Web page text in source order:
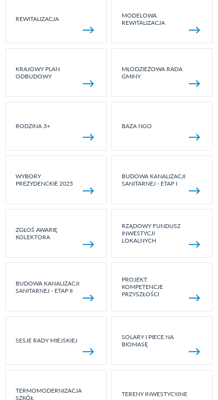
REWITALIZACJA
MODELOWA
REWITALIZACJA
KRAJOWY PLAN
ODBUDOWY
MŁODZIEŻOWA RADA
GMINY
RODZINA 3+ BAZA NGO
WYBORY
PREZYDENCKIE 2025
BUDOWA KANALIZACJI
SANITARNEJ - ETAP I
ZGŁOŚ AWARIĘ
KOLEKTORA
RZĄDOWY FUNDUSZ
INWESTYCJI
LOKALNYCH
BUDOWA KANALIZACJI
SANITARNEJ - ETAP II
PROJEKT:
KOMPETENCJE
PRZYSZŁOŚCI
SESJE RADY MIEJSKIEJ
SOLARY I PIECE NA
BIOMASĘ
TERMOMODERNIZACJA
SZKÓŁ
TERENY INWESTYCYJNE